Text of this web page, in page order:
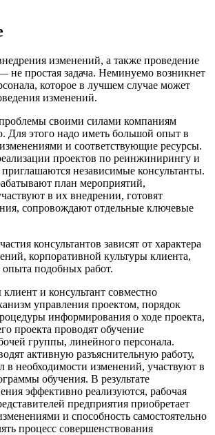
изменений, а также проведение
не простая задача. Неминуемо возникнет
которое в лучшем случае может
изменений.
своими силами компаниям
Для этого надо иметь большой опыт в
и соответствующие ресурсы.
проектов по реинжинирингу и
независимые консультанты.
план мероприятий,
в их внедрении, готовят
сопровождают отдельные ключевые
консультантов зависят от характера
корпоративной культуры клиента,
подобных работ.
и консультант совместно
управления проектом, порядок
информирования о ходе проекта,
проекта проводят обучение
группы, линейного персонала.
активную разъяснительную работу,
в необходимости изменений, участвуют в
обучения. В результате
эффективно реализуются, рабочая
предприятия приобретает
и способность самостоятельно
процесс совершенствования